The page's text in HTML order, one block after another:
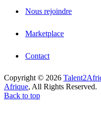
Nous rejoindre
Marketplace
Contact
Copyright © 2026
Afrique, All Rights Reserved.
Back to top